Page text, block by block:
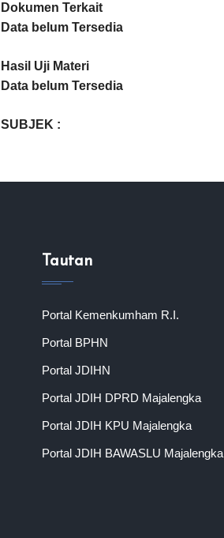
Dokumen Terkait
Data belum Tersedia
Hasil Uji Materi
Data belum Tersedia
SUBJEK :
Tautan
Portal Kemenkumham R.I.
Portal BPHN
Portal JDIHN
Portal JDIH DPRD Majalengka
Portal JDIH KPU Majalengka
Portal JDIH BAWASLU Majalengka